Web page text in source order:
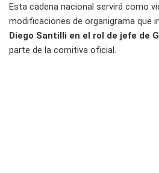
Esta cadena nacional servirá como
modificaciones de organigrama que
Diego Santilli en el rol de jefe de
parte de la comitiva oficial.